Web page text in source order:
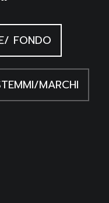
FONDO
MARCHI